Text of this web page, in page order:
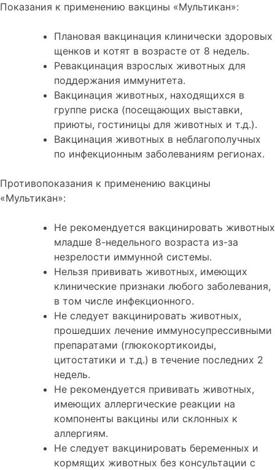
Показания к применению вакцины «Мультикан»:
Плановая вакцинация клинически здоровых
щенков и котят в возрасте от 8 недель.
Ревакцинация взрослых животных для
поддержания иммунитета.
Вакцинация животных, находящихся в
группе риска (посещающих выставки,
приюты, гостиницы для животных и т.д.).
Вакцинация животных в неблагополучных
по инфекционным заболеваниям регионах.
Противопоказания к применению вакцины
«Мультикан»:
Не рекомендуется вакцинировать животных
младше 8-недельного возраста из-за
незрелости иммунной системы.
Нельзя прививать животных, имеющих
клинические признаки любого заболевания,
в том числе инфекционного.
Не следует вакцинировать животных,
прошедших лечение иммуносупрессивными
препаратами (глюкокортикоиды,
цитостатики и т.д.) в течение последних 2
недель.
Не рекомендуется прививать животных,
имеющих аллергические реакции на
компоненты вакцины или склонных к
аллергиям.
Не следует вакцинировать беременных и
кормящих животных без консультации с